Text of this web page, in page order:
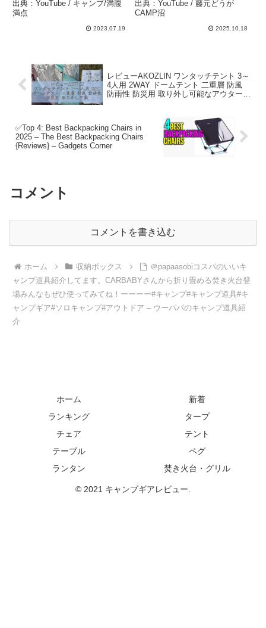
出典：YouTube / キャンプ/満腹
満点
2023.07.19
火台テーブル – 藤元どうが
出典：YouTube / 藤元どうが
CAMP沼
2025.10.18
レビューAKOZLIN ワンタッチテント 3～
4人用 2WAY ドームテント 二重層 防風
防雨性 防災用 取り外し可能なアウタータ
✅Top 4: Best Backpacking Chairs in
2025 – The Best Backpacking Chairs
{Reviews} – Gadgets Corner
コメント
コメントを書き込む
ホーム 収納ボックス
＠papaasobiコスパのいいキ
ャンプ道具紹介してます。CARBABYさんから折り畳める焚き火台登
場みんなもぜひ使ってみてね！ーーーー#キャンプ#キャンプ道具#キ
ャンプギア#ソロキャンプ#アウトドア – ウーパパのキャンプ道具紹
介
ホーム
新着
ランキング
タープ
チェア
テント
テーブル
ペグ
ランタン
焚き火台・グリル
© 2021 キャンプギアレビュー.